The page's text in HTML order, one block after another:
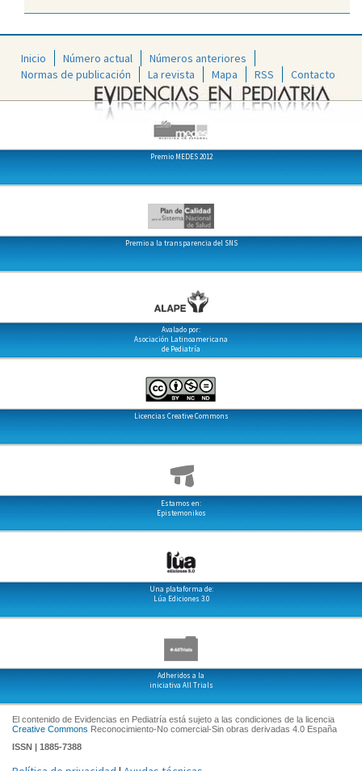
Inicio Número actual
Números anteriores
Normas de publicación
La revista Mapa RSS Contacto
Premio MEDES 2012
Premio a la transparencia del SNS
Avalado por:
Asociación Latinoamericana
de Pediatría
Licencias Creative Commons
Estamos en:
Epistemonikos
Una plataforma de:
Lúa Ediciones 3.0
Adheridos a la
iniciativa All Trials
El contenido de Evidencias en Pediatría está sujeto a las condiciones de la licencia
Creative Commons Reconocimiento-No comercial-Sin obras derivadas 4.0 España
ISSN | 1885-7388